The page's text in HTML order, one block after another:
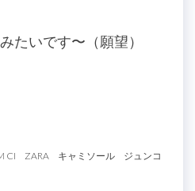
たいです〜（願望）
CI ZARA キャミソール
ジュンコ